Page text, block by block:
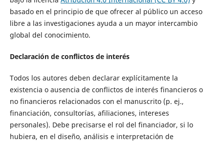
basado en el principio de que ofrecer al público un acceso
libre a las investigaciones ayuda a un mayor intercambio
global del conocimiento.
Declaración de conflictos de interés
Todos los autores deben declarar explícitamente la
existencia o ausencia de conflictos de interés financieros o
no financieros relacionados con el manuscrito (p. ej.,
financiación, consultorías, afiliaciones, intereses
personales). Debe precisarse el rol del financiador, si lo
hubiera, en el diseño, análisis e interpretación de